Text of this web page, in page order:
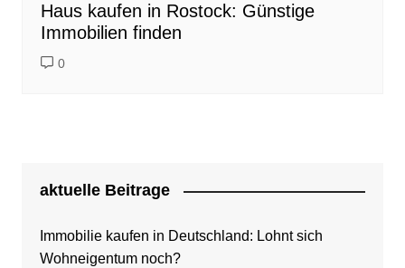
Haus kaufen in Rostock: Günstige
Immobilien finden
0
aktuelle Beitrage
Immobilie kaufen in Deutschland: Lohnt sich
Wohneigentum noch?